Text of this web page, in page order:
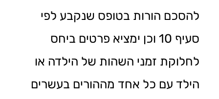
להסכם הורות בטופס שנקבע לפי
סעיף 10 וכן ימציא פרטים ביחס
לחלוקת זמני השהות של הילדה או
הילד עם כל אחד מההורים בעשרים